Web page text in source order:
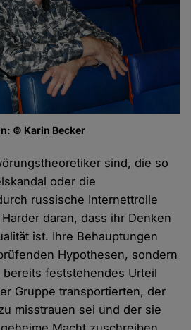
© Karin Becker
sind, die so
oder die
russische Internettrolle
daran, dass ihr Denken
ist. Ihre Behauptungen
Hypothesen, sondern
feststehendes Urteil
Gruppe transportierten, der
misstrauen sei und der sie